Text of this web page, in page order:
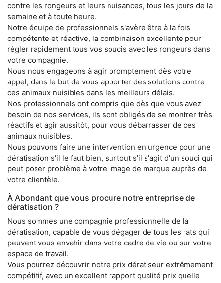
contre les rongeurs et leurs nuisances, tous les jours de la
semaine et à toute heure.
Notre équipe de professionnels s'avère être à la fois
compétente et réactive, la combinaison excellente pour
régler rapidement tous vos soucis avec les rongeurs dans
votre compagnie.
Nous nous engageons à agir promptement dès votre
appel, dans le but de vous apporter des solutions contre
ces animaux nuisibles dans les meilleurs délais.
Nos professionnels ont compris que dès que vous avez
besoin de nos services, ils sont obligés de se montrer très
réactifs et agir aussitôt, pour vous débarrasser de ces
animaux nuisibles.
Nous pouvons faire une intervention en urgence pour une
dératisation s'il le faut bien, surtout s'il s'agit d'un souci qui
peut poser problème à votre image de marque auprès de
votre clientèle.
À Abondant que vous procure notre entreprise de
dératisation ?
Nous sommes une compagnie professionnelle de la
dératisation, capable de vous dégager de tous les rats qui
peuvent vous envahir dans votre cadre de vie ou sur votre
espace de travail.
Vous pourrez découvrir notre prix dératiseur extrêmement
compétitif, avec un excellent rapport qualité prix quelle